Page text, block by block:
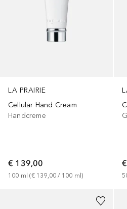
LA PRAIRIE
Cellular Hand Cream
Handcreme
€ 139,00
100 ml (€ 139,00 / 100 ml)